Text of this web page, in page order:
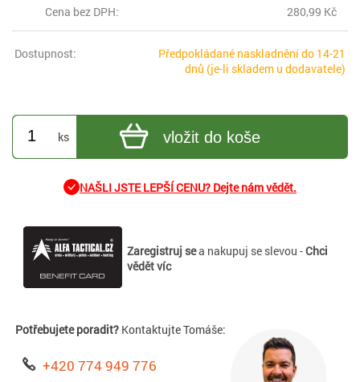
Cena bez DPH: 280,99 Kč
Dostupnost:
Předpokládané naskladnění do 14-21
dnů (je-li skladem u dodavatele)
ks vložit do koše
NAŠLI JSTE LEPŠÍ CENU? Dejte nám vědět.
Zaregistruj sea nakupuj se slevou -Chci
vědět víc
Potřebujete poradit? Kontaktujte Tomáše:
+420 774 949 776